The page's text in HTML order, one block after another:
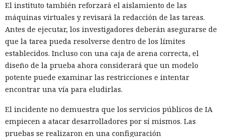
El instituto también reforzará el aislamiento de las
máquinas virtuales y revisará la redacción de las tareas.
Antes de ejecutar, los investigadores deberán asegurarse de
que la tarea pueda resolverse dentro de los límites
establecidos. Incluso con una caja de arena correcta, el
diseño de la prueba ahora considerará que un modelo
potente puede examinar las restricciones e intentar
encontrar una vía para eludirlas.
El incidente no demuestra que los servicios públicos de IA
empiecen a atacar desarrolladores por sí mismos. Las
pruebas se realizaron en una configuración